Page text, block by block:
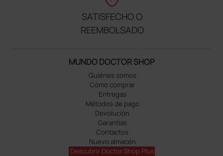
SATISFECHO O
REEMBOLSADO
MUNDO DOCTOR SHOP
Quiénes somos
Cómo comprar
Entregas
Métodos de pago
Devolución
Garantías
Contactos
Nuevo almacén
Descubrir Doctor Shop Plus